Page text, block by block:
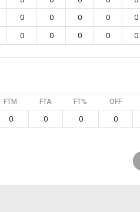
0 0 0 0 0
0 0 0 0 0
FTM FTA FT% OFF
0 0 0 0